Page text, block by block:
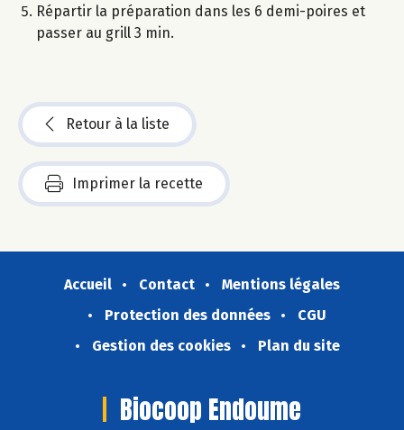
Répartir la préparation dans les 6 demi-poires et
passer au grill 3 min.
Retour à la liste
Imprimer la recette
Accueil Contact
Mentions légales
Protection des données
CGU
Gestion des cookies
Plan du site
Biocoop Endoume